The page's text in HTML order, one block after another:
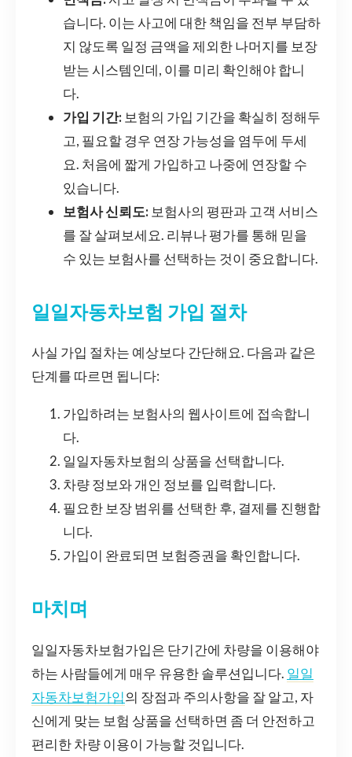
습니다. 이는 사고에 대한 책임을 전부 부담하
지 않도록 일정 금액을 제외한 나머지를 보장
받는 시스템인데, 이를 미리 확인해야 합니
다.
가입 기간: 보험의 가입 기간을 확실히 정해두
고, 필요할 경우 연장 가능성을 염두에 두세
요. 처음에 짧게 가입하고 나중에 연장할 수
있습니다.
보험사 신뢰도: 보험사의 평판과 고객 서비스
를 잘 살펴보세요. 리뷰나 평가를 통해 믿을
수 있는 보험사를 선택하는 것이 중요합니다.
일일자동차보험 가입 절차
사실 가입 절차는 예상보다 간단해요. 다음과 같은
단계를 따르면 됩니다:
가입하려는 보험사의 웹사이트에 접속합니
다.
일일자동차보험의 상품을 선택합니다.
차량 정보와 개인 정보를 입력합니다.
필요한 보장 범위를 선택한 후, 결제를 진행합
니다.
가입이 완료되면 보험증권을 확인합니다.
마치며
일일자동차보험가입은 단기간에 차량을 이용해야
하는 사람들에게 매우 유용한 솔루션입니다. 일일
자동차보험가입의 장점과 주의사항을 잘 알고, 자
신에게 맞는 보험 상품을 선택하면 좀 더 안전하고
편리한 차량 이용이 가능할 것입니다.